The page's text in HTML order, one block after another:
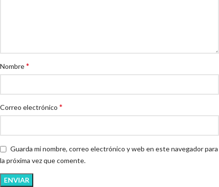
Nombre*
Correo electrónico *
Guarda mi nombre, correo electrónico y web en este navegador para
la próxima vez que comente.